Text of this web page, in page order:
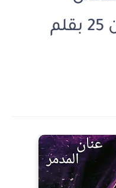
الخامس والعشرون 25 بقلم